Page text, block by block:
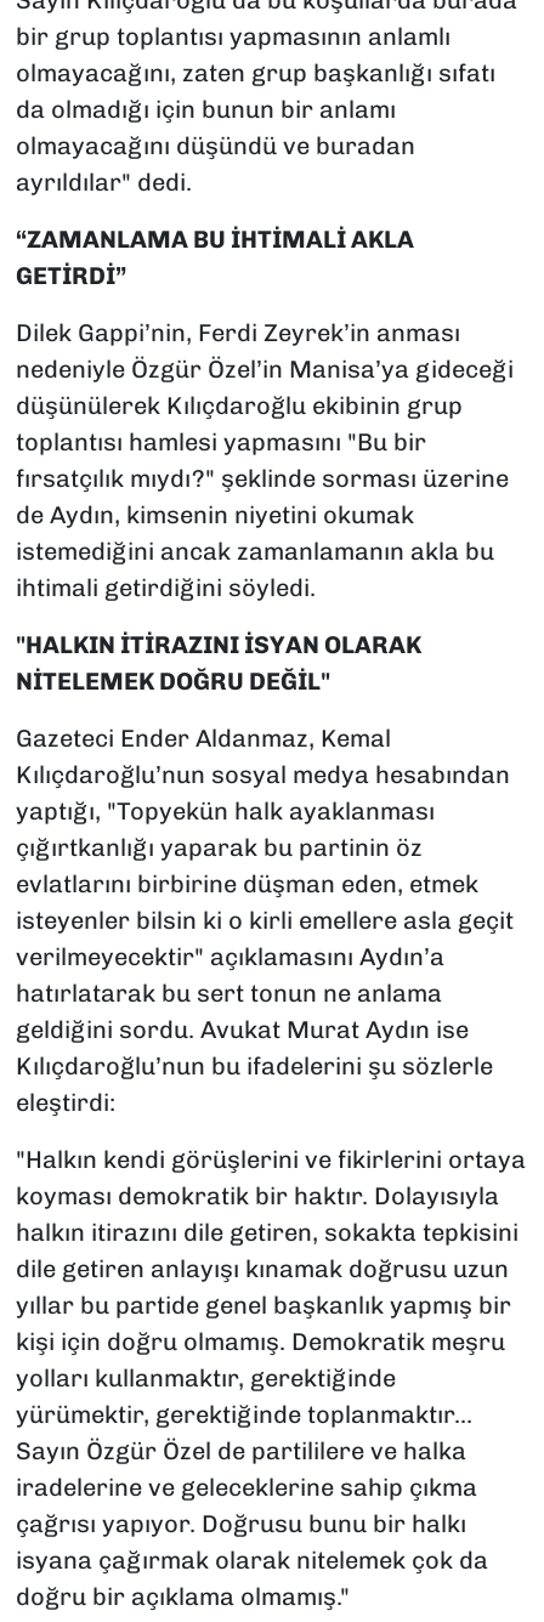
bir grup toplantısı yapmasının anlamlı
olmayacağını, zaten grup başkanlığı sıfatı
da olmadığı için bunun bir anlamı
olmayacağını düşündü ve buradan
ayrıldılar" dedi.
“ZAMANLAMA BU İHTİMALİ AKLA
GETİRDİ”
Dilek Gappi’nin, Ferdi Zeyrek’in anması
nedeniyle Özgür Özel’in Manisa’ya gideceği
düşünülerek Kılıçdaroğlu ekibinin grup
toplantısı hamlesi yapmasını "Bu bir
fırsatçılık mıydı?" şeklinde sorması üzerine
de Aydın, kimsenin niyetini okumak
istemediğini ancak zamanlamanın akla bu
ihtimali getirdiğini söyledi.
"HALKIN İTİRAZINI İSYAN OLARAK
NİTELEMEK DOĞRU DEĞİL"
Gazeteci Ender Aldanmaz, Kemal
Kılıçdaroğlu’nun sosyal medya hesabından
yaptığı, "Topyekün halk ayaklanması
çığırtkanlığı yaparak bu partinin öz
evlatlarını birbirine düşman eden, etmek
isteyenler bilsin ki o kirli emellere asla geçit
verilmeyecektir" açıklamasını Aydın’a
hatırlatarak bu sert tonun ne anlama
geldiğini sordu. Avukat Murat Aydın ise
Kılıçdaroğlu’nun bu ifadelerini şu sözlerle
eleştirdi:
"Halkın kendi görüşlerini ve fikirlerini ortaya
koyması demokratik bir haktır. Dolayısıyla
halkın itirazını dile getiren, sokakta tepkisini
dile getiren anlayışı kınamak doğrusu uzun
yıllar bu partide genel başkanlık yapmış bir
kişi için doğru olmamış. Demokratik meşru
yolları kullanmaktır, gerektiğinde
yürümektir, gerektiğinde toplanmaktır...
Sayın Özgür Özel de partililere ve halka
iradelerine ve geleceklerine sahip çıkma
çağrısı yapıyor. Doğrusu bunu bir halkı
isyana çağırmak olarak nitelemek çok da
doğru bir açıklama olmamış."